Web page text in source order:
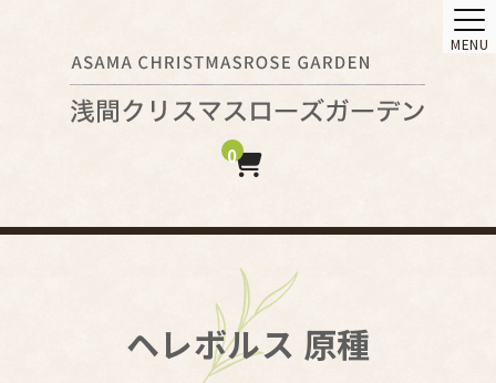
0
MENU
ヘレボルス 原種